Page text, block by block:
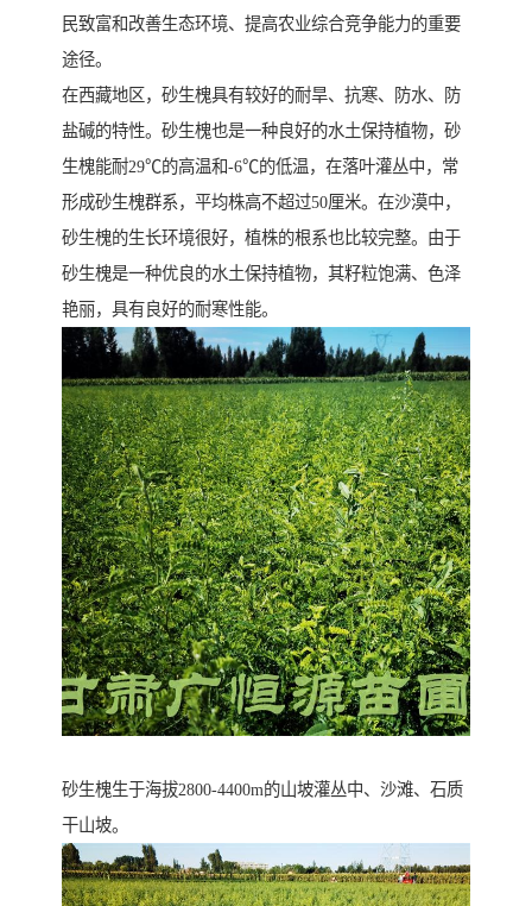
民致富和改善生态环境、提高农业综合竞争能力的重要
途径。
在西藏地区，砂生槐具有较好的耐旱、抗寒、防水、防
盐碱的特性。砂生槐也是一种良好的水土保持植物，砂
生槐能耐29℃的高温和-6℃的低温，在落叶灌丛中，常
形成砂生槐群系，平均株高不超过50厘米。在沙漠中，
砂生槐的生长环境很好，植株的根系也比较完整。由于
砂生槐是一种优良的水土保持植物，其籽粒饱满、色泽
艳丽，具有良好的耐寒性能。
砂生槐生于海拔2800-4400m的山坡灌丛中、沙滩、石质
干山坡。